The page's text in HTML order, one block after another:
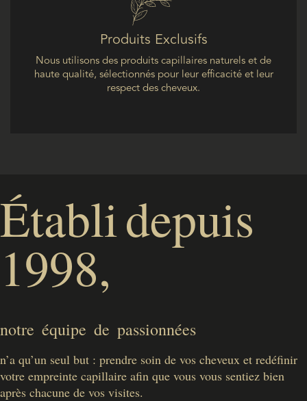
Produits Exclusifs
Nous utilisons des produits capillaires naturels et de
haute qualité, sélectionnés pour leur efficacité et leur
respect des cheveux.
Établidepuis
1998,
notre équipe de passionnées
n’a qu’un seul but : prendre soin de vos cheveux et redéfinir
votre empreinte capillaire afin que vous vous sentiez bien
après chacune de vos visites.